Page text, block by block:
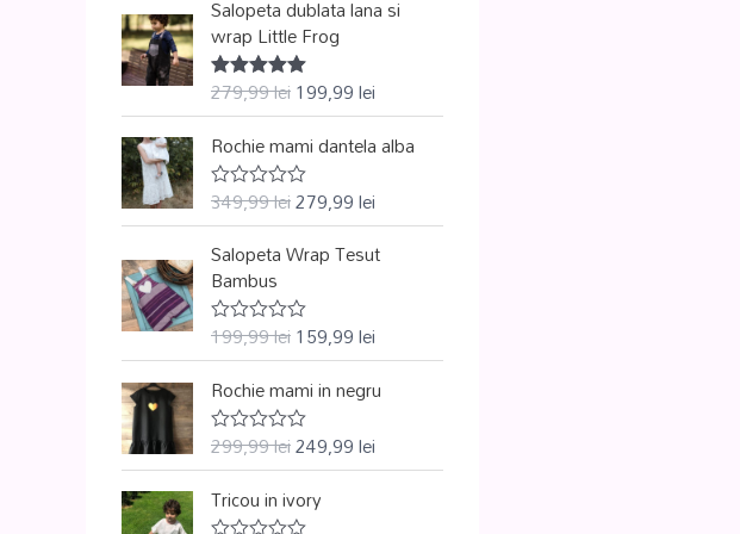
Salopeta dublata lana si
wrap Little Frog
Evaluat la
279,99lei199,99lei
Rochie mami dantela alba
E
l
u
a
t
a
0
i
n
5
349,99lei279,99lei
Salopeta Wrap Tesut
Bambus
E
l
u
a
t
0
199,99lei159,99lei
Rochie mami in negru
E
l
u
299,99lei249,99lei
Tricou in ivory